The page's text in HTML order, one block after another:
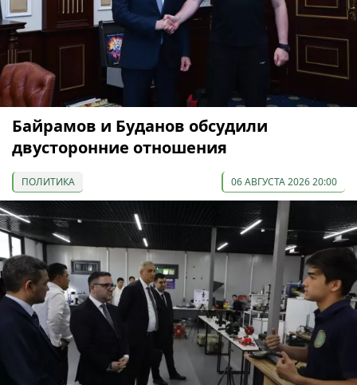
Байрамов и Буданов обсудили
двусторонние отношения
ПОЛИТИКА 06 АВГУСТА 2026 20:00